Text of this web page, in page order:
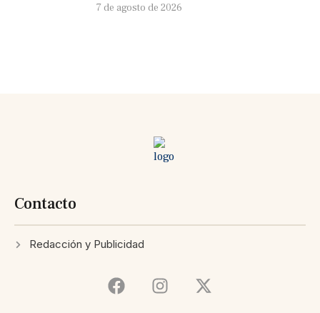
7 de agosto de 2026
Contacto
Redacción y Publicidad